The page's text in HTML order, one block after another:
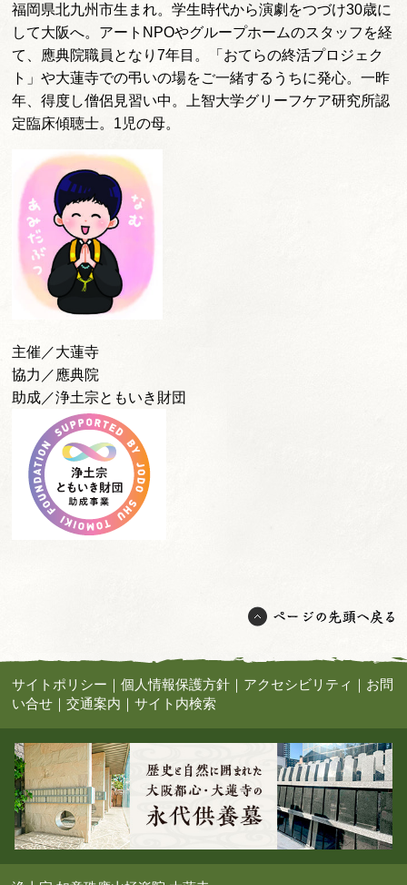
福岡県北九州市生まれ。学生時代から演劇をつづけ30歳に
して大阪へ。アートNPOやグループホームのスタッフを経
て、應典院職員となり7年目。「おてらの終活プロジェク
ト」や大蓮寺での弔いの場をご一緒するうちに発心。一昨
年、得度し僧侶見習い中。上智大学グリーフケア研究所認
定臨床傾聴士。1児の母。
主催／大蓮寺
協力／應典院
助成／浄土宗ともいき財団
サイトポリシー ｜個人情報保護方針 ｜ アクセシビリティ ｜ お問
い合せ ｜交通案内 ｜サイト内検索